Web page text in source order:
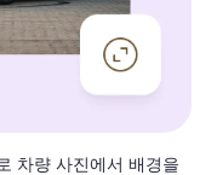
차량 사진에서 배경을